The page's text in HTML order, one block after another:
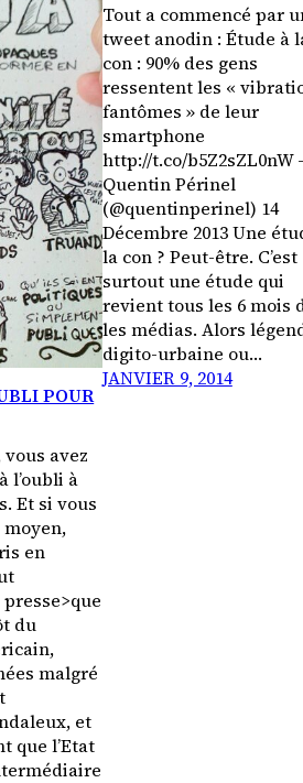
POUR
avez
l’oubli à
Et si vous
en
du
malgré
et
que l’Etat
Tout a commencé par
tweet anodin : Étude à
con : 90% des gens
ressentent les «
fantômes » de leur
smartphone
http://t.co/b5Z2sZL0nW
Quentin Périnel
(@quentinperinel) 14
Décembre 2013 Une
la con ? Peut-être. C’est
surtout une étude qui
revient tous les 6 mois
les médias. Alors
digito-urbaine ou…
JANVIER 9, 2014